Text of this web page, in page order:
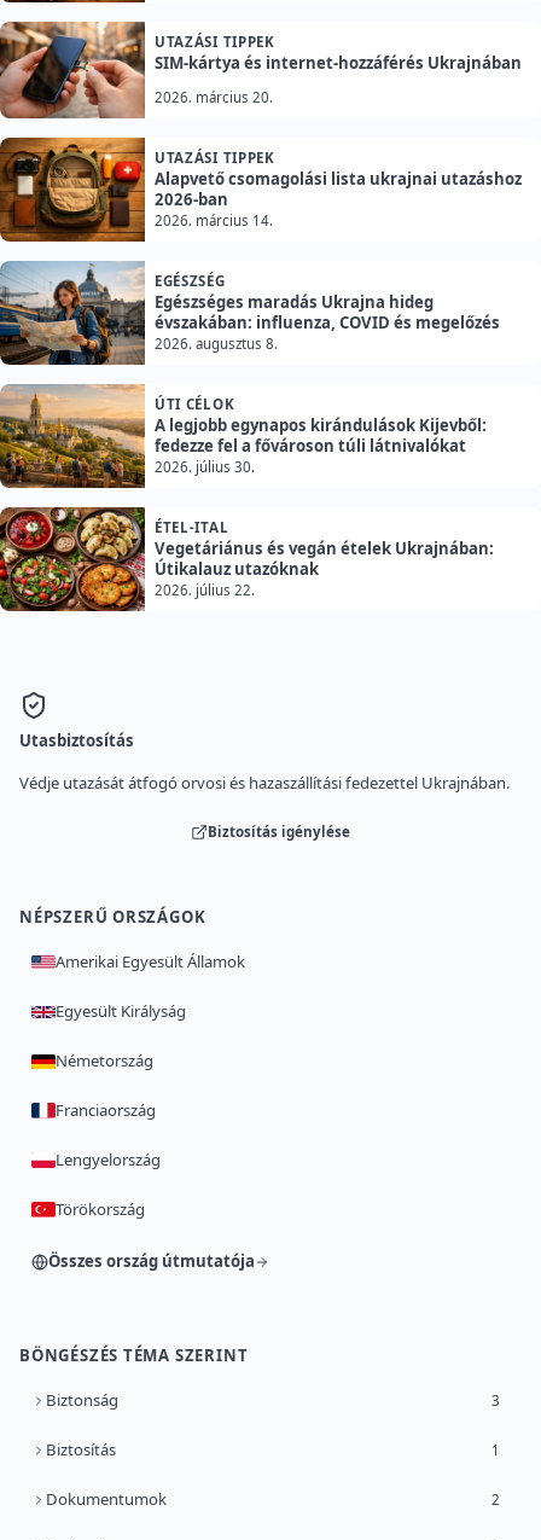
UTAZÁSI TIPPEK
SIM-kártya és internet-hozzáférés Ukrajnában
2026. március 20.
UTAZÁSI TIPPEK
Alapvető csomagolási lista ukrajnai utazáshoz
2026-ban
2026. március 14.
EGÉSZSÉG
Egészséges maradás Ukrajna hideg
évszakában: influenza, COVID és megelőzés
2026. augusztus 8.
ÚTI CÉLOK
A legjobb egynapos kirándulások Kijevből:
fedezze fel a fővároson túli látnivalókat
2026. július 30.
ÉTEL-ITAL
Vegetáriánus és vegán ételek Ukrajnában:
Útikalauz utazóknak
2026. július 22.
Utasbiztosítás
Védje utazását átfogó orvosi és hazaszállítási fedezettel Ukrajnában.
Biztosítás igénylése
NÉPSZERŰ ORSZÁGOK
Amerikai Egyesült Államok
Egyesült Királyság
Németország
Franciaország
Lengyelország
Törökország
Összes ország útmutatója
BÖNGÉSZÉS TÉMA SZERINT
Biztonság 3
Biztosítás 1
Dokumentumok 2